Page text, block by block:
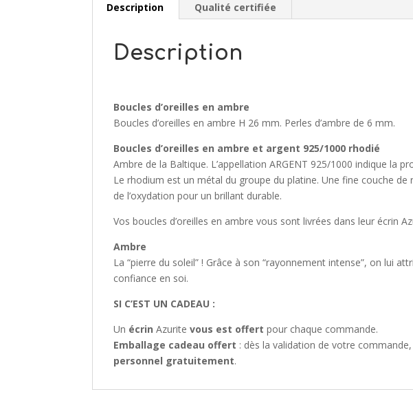
Description Qualité certifiée
Description
Boucles d’oreilles en ambre
Boucles d’oreilles en ambre H 26 mm. Perles d’ambre de 6 mm.
Boucles d’oreilles en ambre et argent 925/1000 rhodié
Ambre de la Baltique. L’appellation ARGENT 925/1000 indique la
Le rhodium est un métal du groupe du platine. Une fine couche
de l’oxydation pour un brillant durable.
Vos boucles d’oreilles en ambre vous sont livrées dans leur écrin
Ambre
La “pierre du soleil” ! Grâce à son “rayonnement intense”, on lui
confiance en soi.
SI C’EST UN CADEAU :
Un écrin Azurite vous est offert pour chaque commande.
Emballage cadeau offert : dès la validation de votre
personnel gratuitement.